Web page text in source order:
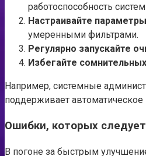
работоспособность
Настраивайте
умеренными фильтрами.
Регулярно запускайте
Избегайте
Например, системные
поддерживает
Ошибки, которых следует
В погоне за быстрым